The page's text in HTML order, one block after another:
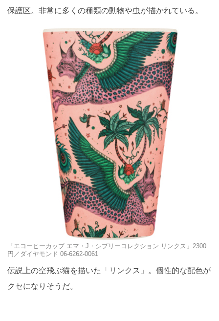
保護区。非常に多くの種類の動物や虫が描かれている。
「エコーヒーカップ エマ・J・シプリーコレクション リンクス」2300
円／ダイヤモンド 06-6262-0061
伝説上の空飛ぶ猫を描いた「リンクス」。個性的な配色が
クセになりそうだ。